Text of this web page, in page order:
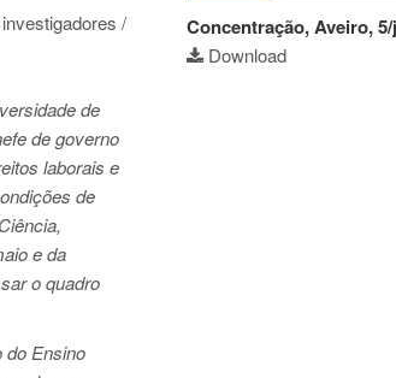
/
de
de governo
laborais e
de
e da
o quadro
do Ensino
Concentração, Aveiro,
Download